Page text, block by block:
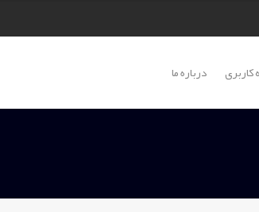
کاربری درباره ما